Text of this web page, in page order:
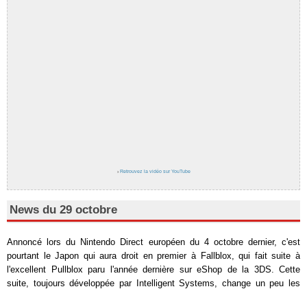
› Retrouvez la vidéo sur YouTube
News du 29 octobre
Annoncé lors du Nintendo Direct européen du 4 octobre dernier, c'est
pourtant le Japon qui aura droit en premier à Fallblox, qui fait suite à
l'excellent Pullblox paru l'année dernière sur eShop de la 3DS. Cette
suite, toujours développée par Intelligent Systems, change un peu les